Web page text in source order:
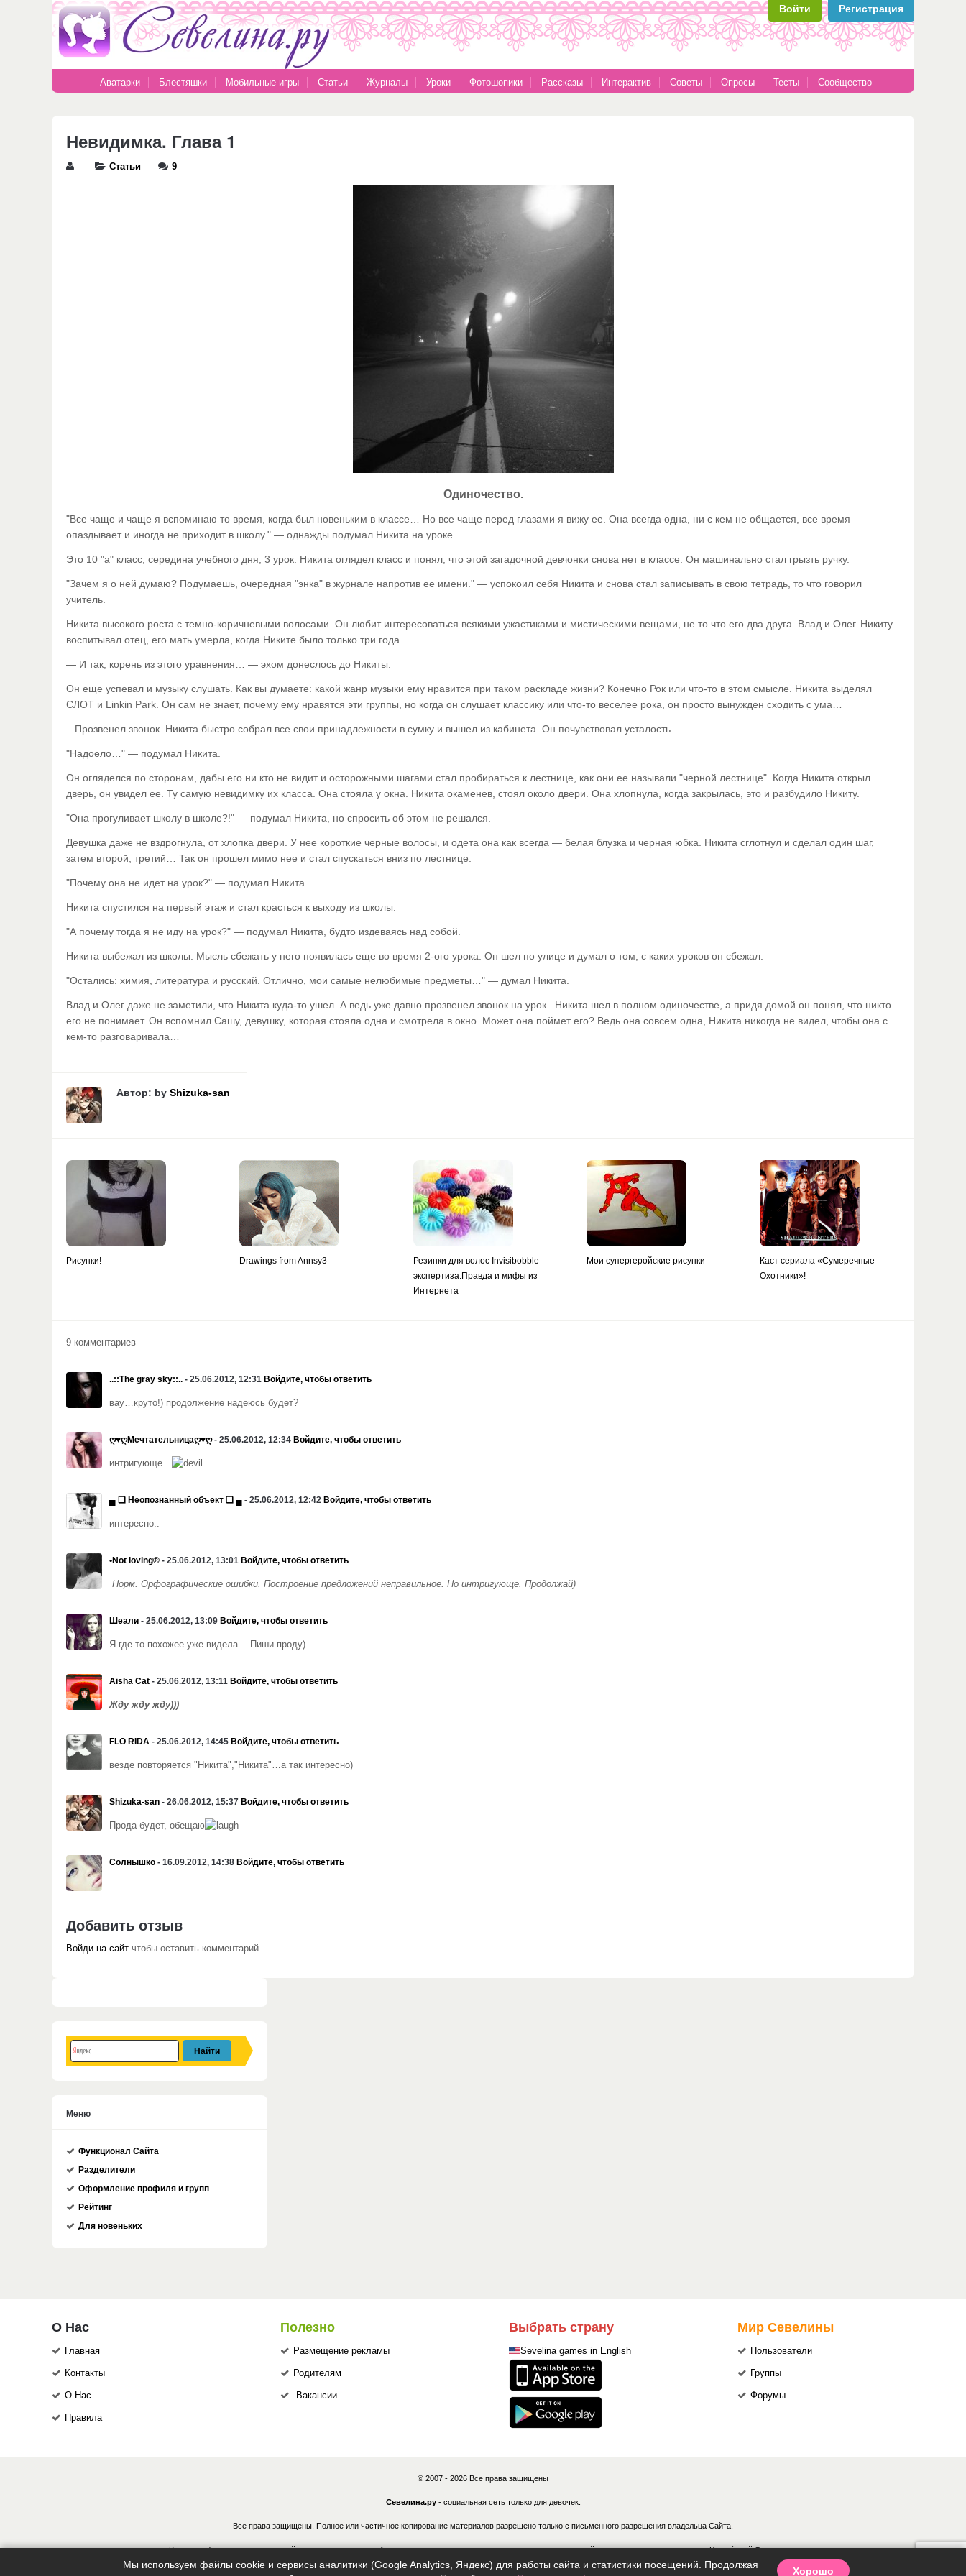
Войти Регистрация
Аватарки Блестяшки Мобильные игры Статьи Журналы Уроки Фотошопики Рассказы Интерактив Советы Опросы Тесты Сообщество
Невидимка. Глава 1
Статьи 9
Одиночество.
"Все чаще и чаще я вспоминаю то время, когда был новеньким в классе… Но все чаще перед глазами я вижу ее. Она всегда одна, ни с кем не общается, все время
опаздывает и иногда не приходит в школу." — однажды подумал Никита на уроке.
Это 10 "а" класс, середина учебного дня, 3 урок. Никита оглядел класс и понял, что этой загадочной девчонки снова нет в классе. Он машинально стал грызть ручку.
"Зачем я о ней думаю? Подумаешь, очередная "энка" в журнале напротив ее имени." — успокоил себя Никита и снова стал записывать в свою тетрадь, то что говорил
учитель.
Никита высокого роста с темно-коричневыми волосами. Он любит интересоваться всякими ужастиками и мистическими вещами, не то что его два друга. Влад и Олег. Никиту
воспитывал отец, его мать умерла, когда Никите было только три года.
— И так, корень из этого уравнения… — эхом донеслось до Никиты.
Он еще успевал и музыку слушать. Как вы думаете: какой жанр музыки ему нравится при таком раскладе жизни? Конечно Рок или что-то в этом смысле. Никита выделял
СЛОТ и Linkin Park. Он сам не знает, почему ему нравятся эти группы, но когда он слушает классику или что-то веселее рока, он просто вынужден сходить с ума…
Прозвенел звонок. Никита быстро собрал все свои принадлежности в сумку и вышел из кабинета. Он почувствовал усталость.
"Надоело…" — подумал Никита.
Он огляделся по сторонам, дабы его ни кто не видит и осторожными шагами стал пробираться к лестнице, как они ее называли "черной лестнице". Когда Никита открыл
дверь, он увидел ее. Ту самую невидимку их класса. Она стояла у окна. Никита окаменев, стоял около двери. Она хлопнула, когда закрылась, это и разбудило Никиту.
"Она прогуливает школу в школе?!" — подумал Никита, но спросить об этом не решался.
Девушка даже не вздрогнула, от хлопка двери. У нее короткие черные волосы, и одета она как всегда — белая блузка и черная юбка. Никита сглотнул и сделал один шаг,
затем второй, третий… Так он прошел мимо нее и стал спускаться вниз по лестнице.
"Почему она не идет на урок?" — подумал Никита.
Никита спустился на первый этаж и стал красться к выходу из школы.
"А почему тогда я не иду на урок?" — подумал Никита, будто издеваясь над собой.
Никита выбежал из школы. Мысль сбежать у него появилась еще во время 2-ого урока. Он шел по улице и думал о том, с каких уроков он сбежал.
"Остались: химия, литература и русский. Отлично, мои самые нелюбимые предметы…" — думал Никита.
Влад и Олег даже не заметили, что Никита куда-то ушел. А ведь уже давно прозвенел звонок на урок.
Никита шел в полном одиночестве, а придя домой он понял, что никто
его не понимает. Он вспомнил Сашу, девушку, которая стояла одна и смотрела в окно. Может она поймет его? Ведь она совсем одна, Никита никогда не видел, чтобы она с
кем-то разговаривала…
Автор: by Shizuka-san
Рисунки! Drawings from Annsy3
Резинки для волос Invisibobble-
экспертиза.Правда и мифы из
Интернета
Мои супергеройские рисунки
Каст сериала «Сумеречные
Охотники»!
9 комментариев
..::The gray sky::.. - 25.06.2012, 12:31 Войдите, чтобы ответить
вау…круто!) продолжение надеюсь будет?
ღ♥ღМечтательницаღ♥ღ- 25.06.2012, 12:34 Войдите, чтобы ответить
интригующе…
▄ ❏ Неопознанный объект ❏ ▄ - 25.06.2012, 12:42 Войдите, чтобы ответить
интересно..
•Not loving® - 25.06.2012, 13:01 Войдите, чтобы ответить
Норм. Орфографические ошибки. Построение предложений неправильное. Но интригующе. Продолжай)
Шеали - 25.06.2012, 13:09 Войдите, чтобы ответить
Я где-то похожее уже видела… Пиши проду)
Aisha Cat - 25.06.2012, 13:11 Войдите, чтобы ответить
Жду жду жду)))
FLO RIDA - 25.06.2012, 14:45 Войдите, чтобы ответить
везде повторяется "Никита","Никита"…а так интересно)
Shizuka-san - 26.06.2012, 15:37 Войдите, чтобы ответить
Прода будет, обещаю
Солнышко - 16.09.2012, 14:38 Войдите, чтобы ответить
Добавить отзыв
Войди на сайт чтобы оставить комментарий.
Меню
Функционал Сайта
Разделители
Оформление профиля и групп
Рейтинг
Для новеньких
О Нас
Главная
Контакты
О Нас
Правила
Полезно
Размещение рекламы
Родителям
Вакансии
Выбрать страну
Sevelina games in English
Мир Севелины
Пользователи
Группы
Форумы
© 2007 - 2026 Все права защищены
Севелина.ру- социальная сеть только для девочек.
Все права защищены. Полное или частичное копирование материалов разрешено только с письменного разрешения владельца Сайта.
В случае обнаружения нарушений, виновные лица могут быть привлечены к ответственности в соответствии с действующим законодательством Российской Федерации.
Политика конфиденциальности | Согласие на обработку ПДн Правила
Мы используем файлы cookie и сервисы аналитики (Google Analytics, Яндекс) для работы сайта и статистики посещений. Продолжая
Хорошо